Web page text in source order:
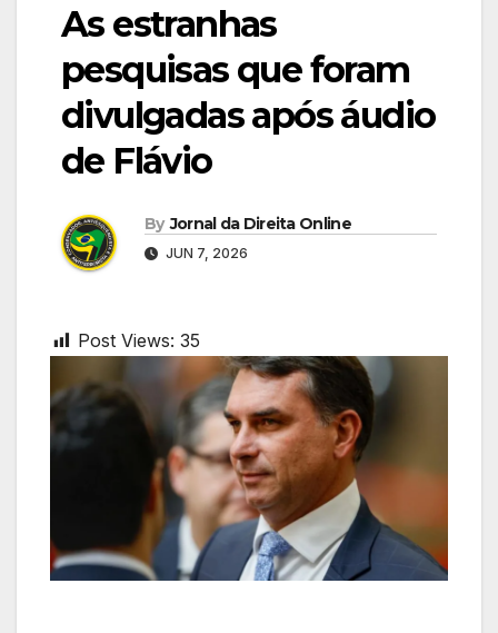
As estranhas
pesquisas que foram
divulgadas após áudio
de Flávio
By Jornal da Direita Online
JUN 7, 2026
Post Views: 35